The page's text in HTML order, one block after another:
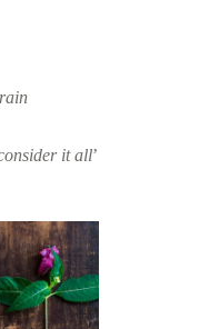
it all’